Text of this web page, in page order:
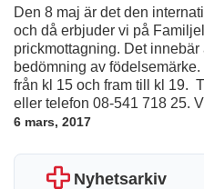
Den 8 maj är det den
och då erbjuder vi på
prickmottagning. Det
bedömning av
från kl 15 och fram till kl 19.
eller telefon 08-541 718 25.
6 mars, 2017
Nyhetsarkiv